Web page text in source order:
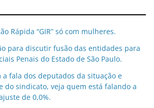
Rápida “GIR” só com mulheres.
para discutir fusão das entidades para
Penais do Estado de São Paulo.
a fala dos deputados da situação e
e do sindicato, veja quem está falando a
de 0,0%.